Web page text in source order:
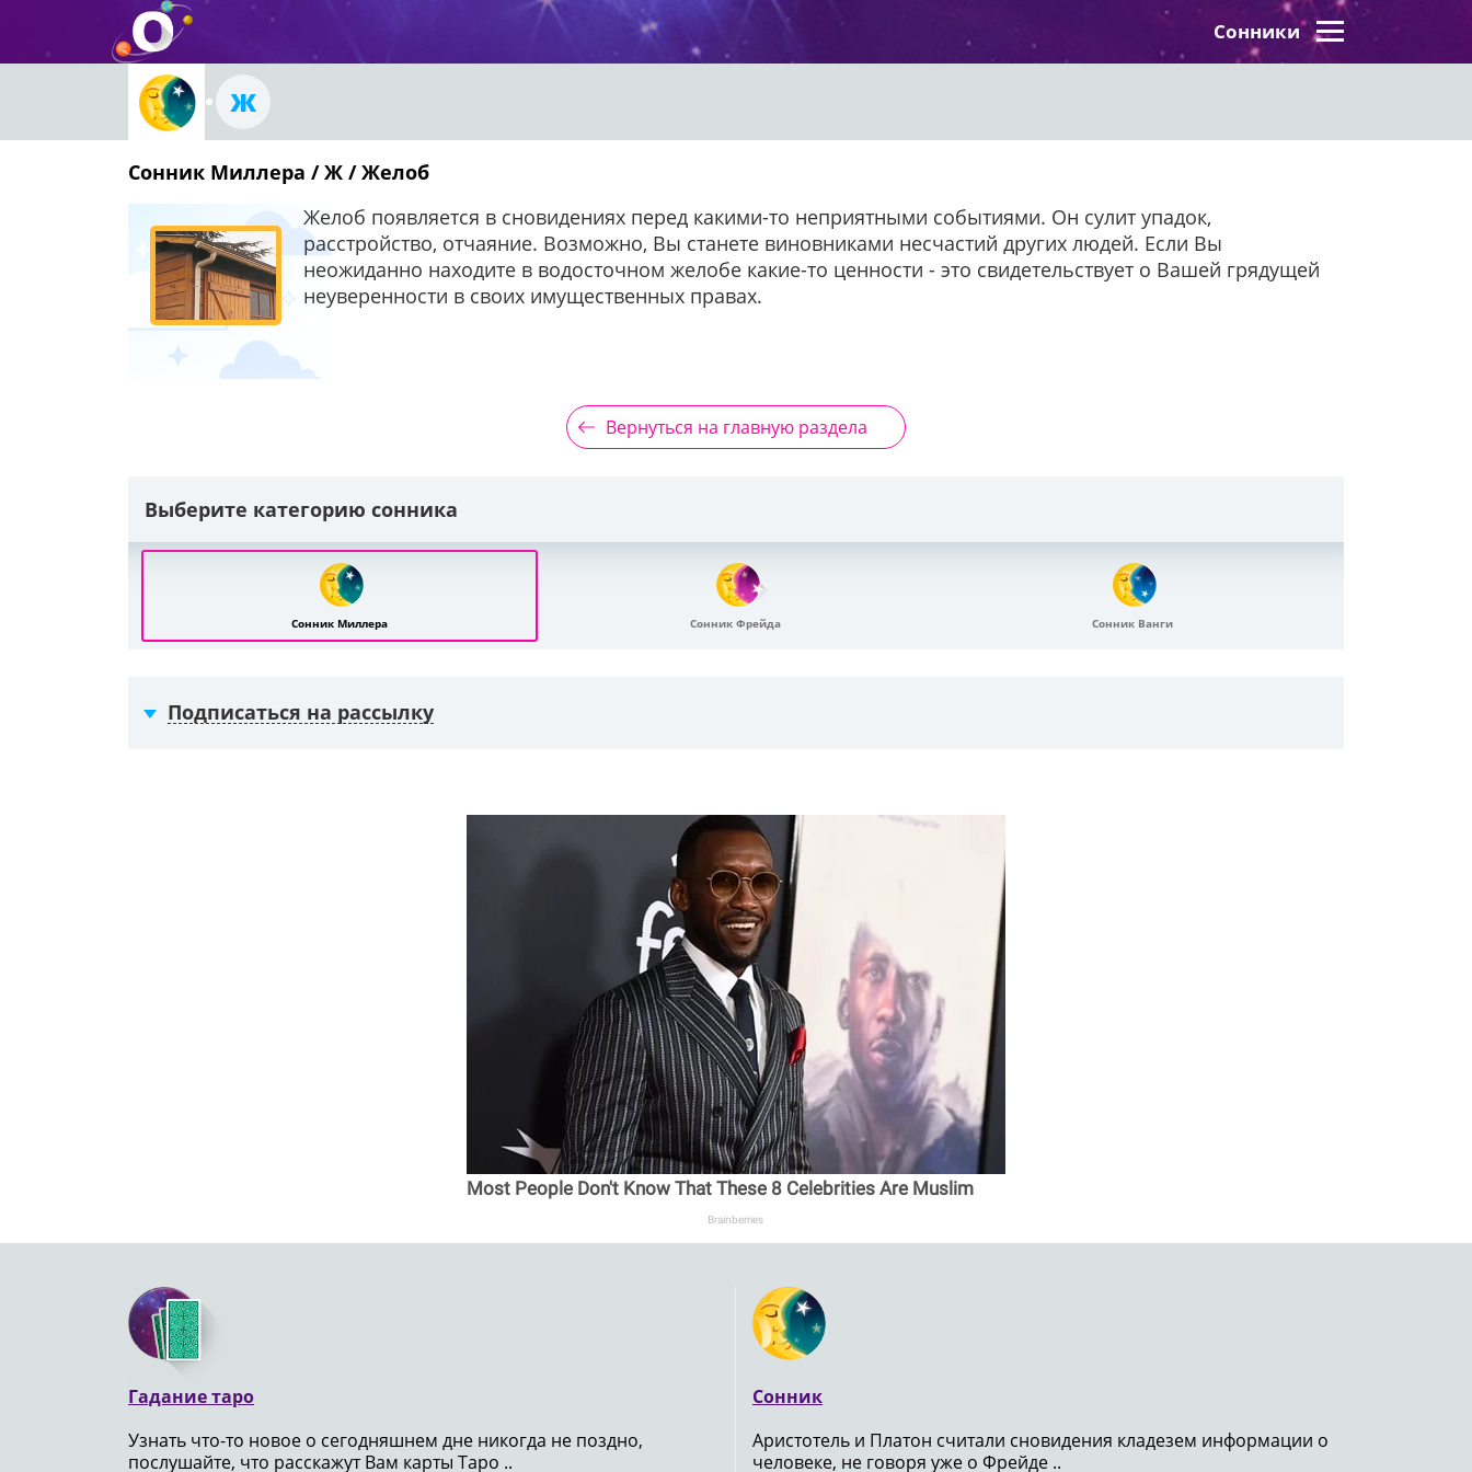
Сонники
Ж
Сонник Миллера / Ж / Желоб
Желоб появляется в сновидениях перед какими-то неприятными событиями. Он сулит упадок,
расстройство, отчаяние. Возможно, Вы станете виновниками несчастий других людей. Если Вы
неожиданно находите в водосточном желобе какие-то ценности - это свидетельствует о Вашей грядущей
неуверенности в своих имущественных правах.
Вернуться на главную раздела
Выберите категорию сонника
Сонник Миллера Сонник Фрейда Сонник Ванги
Подписаться на рассылку
Most People Don't Know That These 8 Celebrities Are Muslim
Brainberries
Гадание таро
Узнать что-то новое о сегодняшнем дне никогда не поздно,
послушайте, что расскажут Вам карты Таро ..
Сонник
Аристотель и Платон считали сновидения кладезем информации о
человеке, не говоря уже о Фрейде ..